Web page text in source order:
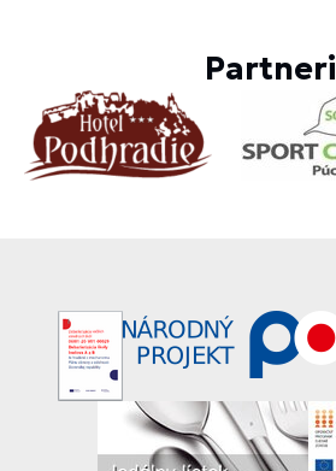
Partneri